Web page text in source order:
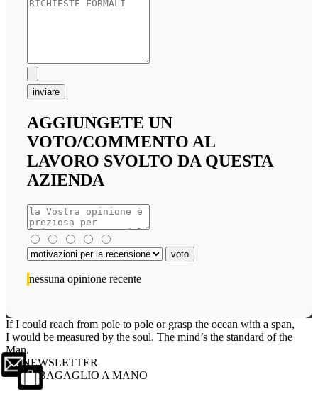
inviare
AGGIUNGETE UN
VOTO/COMMENTO AL
LAVORO SVOLTO DA QUESTA
AZIENDA
nessuna opinione recente
If I could reach from pole to pole or grasp the ocean with a span,
I would be measured by the soul. The mind’s the standard of the
Man.
NEWSLETTER
BAGAGLIO A MANO